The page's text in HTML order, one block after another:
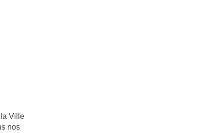
Ville
nos